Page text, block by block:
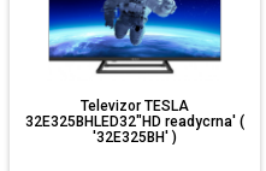
Televizor TESLA
32E325BHLED32"HD readycrna' (
'32E325BH' )